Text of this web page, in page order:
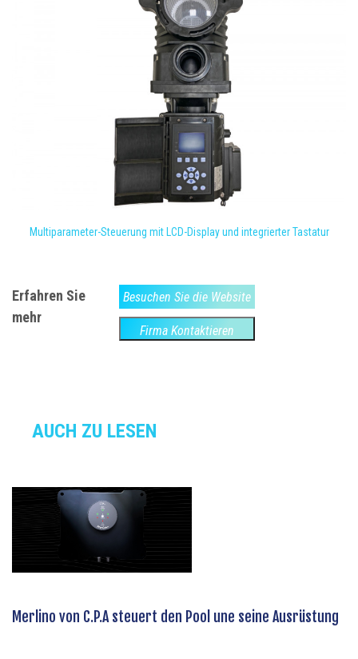
Multiparameter-Steuerung mit LCD-Display und integrierter Tastatur
Erfahren Sie
mehr
Besuchen Sie die Website
Firma Kontaktieren
AUCH ZU LESEN
Merlino von C.P.A steuert den Pool une seine Ausrüstung